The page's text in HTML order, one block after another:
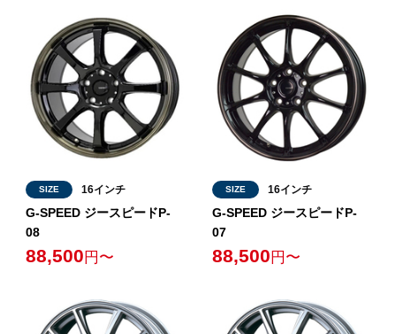
SIZE 16インチ
G-SPEED ジースピードP-
08
88,500 円〜
SIZE 16インチ
G-SPEED ジースピードP-
07
88,500 円〜